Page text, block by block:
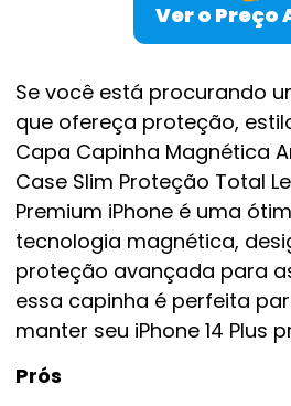
Ver o Preço
Se você está procurando
que ofereça proteção,
Capa Capinha Magnética
Case Slim Proteção Total
Premium iPhone é uma
tecnologia magnética,
proteção avançada para
essa capinha é perfeita
manter seu iPhone 14 Plus
Prós